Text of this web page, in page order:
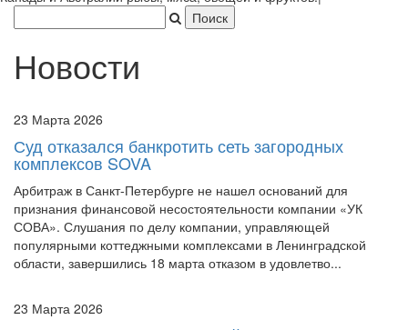
Новости
23 Марта 2026
Суд отказался банкротить сеть загородных
комплексов SOVA
Арбитраж в Санкт-Петербурге не нашел оснований для
признания финансовой несостоятельности компании «УК
СОВА». Слушания по делу компании, управляющей
популярными коттеджными комплексами в Ленинградской
области, завершились 18 марта отказом в удовлетво...
23 Марта 2026